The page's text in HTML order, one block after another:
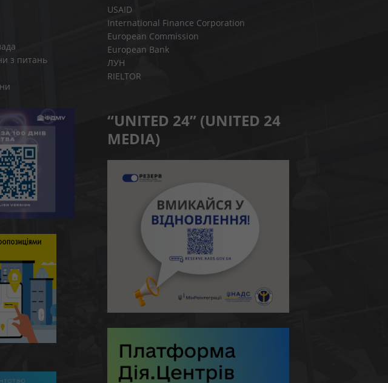
з питань
USAID
International Finance Corporation
European Commission
European Bank
ЛУН
RIELTOR
“UNITED 24” (UNITED 24
MEDIA)